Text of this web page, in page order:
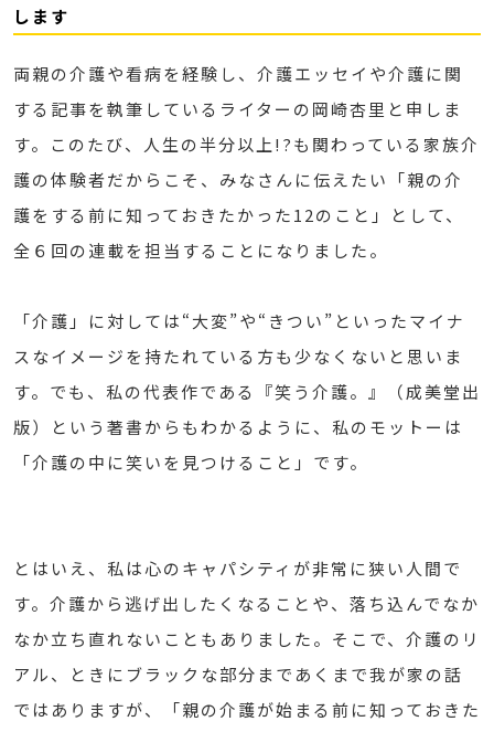
します
両親の介護や看病を経験し、介護エッセイや介護に関
する記事を執筆しているライターの岡崎杏里と申しま
す。このたび、人生の半分以上!?も関わっている家族介
護の体験者だからこそ、みなさんに伝えたい「親の介
護をする前に知っておきたかった12のこと」として、
全６回の連載を担当することになりました。
「介護」に対しては“大変”や“きつい”といったマイナ
スなイメージを持たれている方も少なくないと思いま
す。でも、私の代表作である『笑う介護。』（成美堂出
版）という著書からもわかるように、私のモットーは
「介護の中に笑いを見つけること」です。
とはいえ、私は心のキャパシティが非常に狭い人間で
す。介護から逃げ出したくなることや、落ち込んでなか
なか立ち直れないこともありました。そこで、介護のリ
アル、ときにブラックな部分まであくまで我が家の話
ではありますが、「親の介護が始まる前に知っておきた